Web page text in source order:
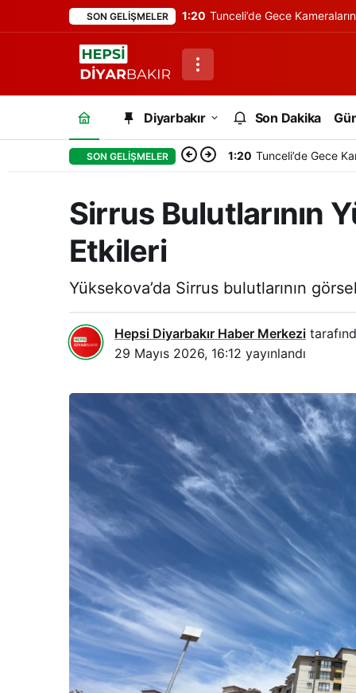
SON GELIŞMELER 1:20 Tunceli’de Gece
Diyarbakır Son Dakika
SON GELIŞMELER 1:20 Tunceli’de Gece
Sirrus Bulutlarının
Etkileri
Yüksekova’da Sirrus bulutlarının
Hepsi Diyarbakır Haber Merkezi
29 Mayıs 2026, 16:12 yayınlandı